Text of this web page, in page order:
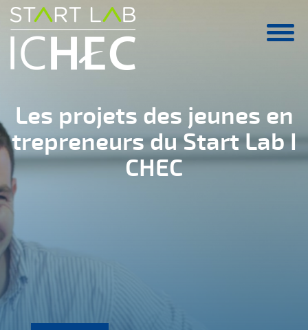
Aller au contenu principal
Les projets des jeunes en
trepreneurs du Start Lab I
CHEC